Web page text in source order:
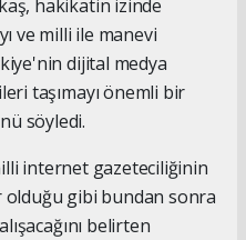
hakikatin izinde
ve milli ile manevi
dijital medya
taşımayı önemli bir
söyledi.
internet gazeteciliğinin
gibi bundan sonra
belirten